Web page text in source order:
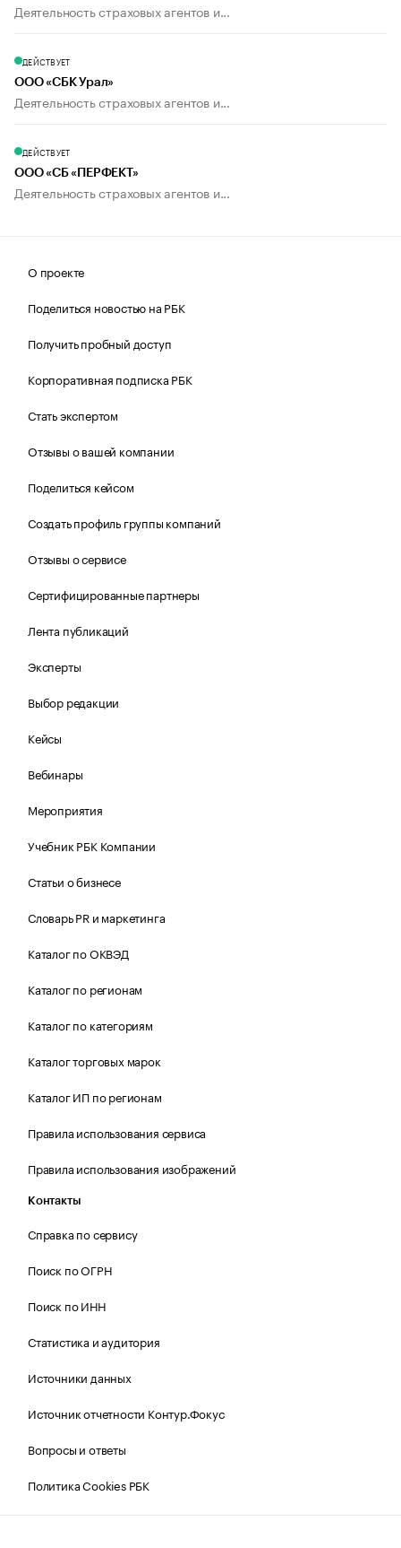
Деятельность страховых агентов и...
ДЕЙСТВУЕТ
ООО «СБК Урал»
Деятельность страховых агентов и...
ДЕЙСТВУЕТ
ООО «СБ «ПЕРФЕКТ»
Деятельность страховых агентов и...
О проекте
Поделиться новостью на РБК
Получить пробный доступ
Корпоративная подписка РБК
Стать экспертом
Отзывы о вашей компании
Поделиться кейсом
Создать профиль группы компаний
Отзывы о сервисе
Сертифицированные партнеры
Лента публикаций
Эксперты
Выбор редакции
Кейсы
Вебинары
Мероприятия
Учебник РБК Компании
Статьи о бизнесе
Словарь PR и маркетинга
Каталог по ОКВЭД
Каталог по регионам
Каталог по категориям
Каталог торговых марок
Каталог ИП по регионам
Правила использования сервиса
Правила использования изображений
Контакты
Справка по сервису
Поиск по ОГРН
Поиск по ИНН
Статистика и аудитория
Источники данных
Источник отчетности Контур.Фокус
Вопросы и ответы
Политика Cookies РБК